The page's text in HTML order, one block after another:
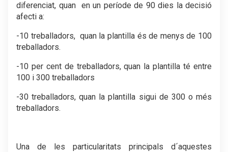
diferenciat, quan en un període de 90 dies la decisió
afecti a:
-10 treballadors, quan la plantilla és de menys de 100
treballadors.
-10 per cent de treballadors, quan la plantilla té entre
100 i 300 treballadors
-30 treballadors, quan la plantilla sigui de 300 o més
treballadors.
Una de les particularitats principals d´aquestes